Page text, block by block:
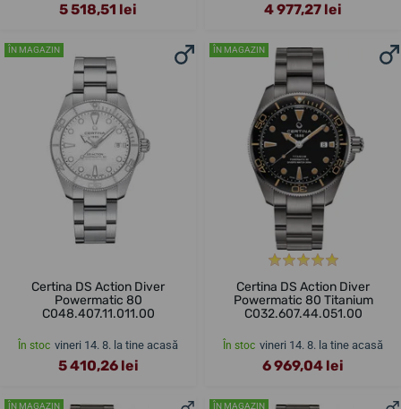
5 518,51 lei 4 977,27 lei
ÎN MAGAZIN
Certina DS Action Diver
Powermatic 80
C048.407.11.011.00
În stoc vineri 14. 8. la tine acasă
5 410,26 lei
ÎN MAGAZIN
Certina DS Action Diver
Powermatic 80 Titanium
C032.607.44.051.00
În stoc vineri 14. 8. la tine acasă
6 969,04 lei
ÎN MAGAZIN ÎN MAGAZIN